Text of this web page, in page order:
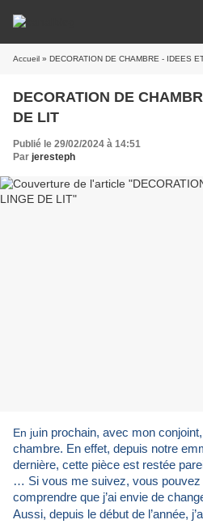
Accueil » DECORATION DE CHAMBRE - IDEES
DECORATION DE
DE LIT
Publié le 29/02/2024 à 14:51
Par jeresteph
En juin prochain, avec mon
chambre. En effet, depuis notre
dernière, cette pièce est restée
… Si vous me suivez, vous pouvez
comprendre que j’ai envie de
Aussi, depuis le début de l’année,